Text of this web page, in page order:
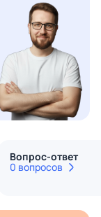
Вопрос-ответ
0 вопросов